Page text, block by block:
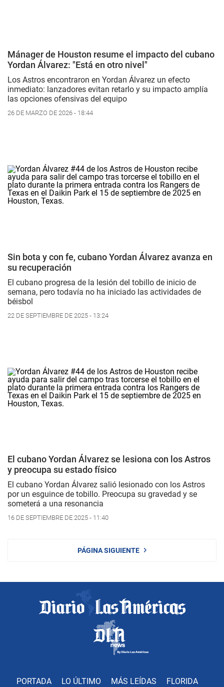
Mánager de Houston resume el impacto del cubano
Yordan Álvarez: "Está en otro nivel"
Los Astros encontraron en Yordan Álvarez un efecto
inmediato: lanzadores evitan retarlo y su impacto amplía
las opciones ofensivas del equipo
26 DE MARZO DE 2026 - 18:44
Sin bota y con fe, cubano Yordan Álvarez avanza en
su recuperación
El cubano progresa de la lesión del tobillo de inicio de
semana, pero todavía no ha iniciado las actividades de
béisbol
22 DE SEPTIEMBRE DE 2025 - 13:24
El cubano Yordan Álvarez se lesiona con los Astros
y preocupa su estado físico
El cubano Yordan Álvarez salió lesionado con los Astros
por un esguince de tobillo. Preocupa su gravedad y se
someterá a una resonancia
16 DE SEPTIEMBRE DE 2025 - 11:40
PÁGINA SIGUIENTE
PORTADA LO ÚLTIMO MÁS LEÍDAS FLORIDA